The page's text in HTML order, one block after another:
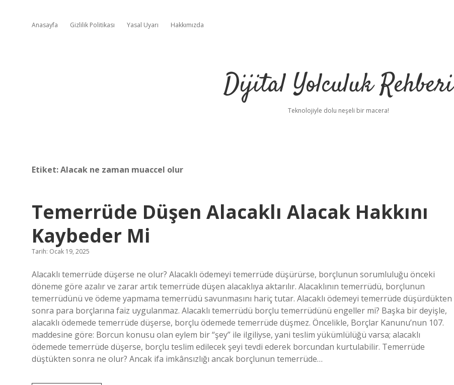
Anasayfa Gizlilik Politikası Yasal Uyarı Hakkımızda
Dijital Yolculuk Rehberi
Teknolojiyle dolu neşeli bir macera!
Etiket:Alacak ne zaman muaccel olur
Temerrüde Düşen Alacaklı Alacak Hakkını
Kaybeder Mi
Tarih: Ocak 19, 2025
Alacaklı temerrüde düşerse ne olur? Alacaklı ödemeyi temerrüde düşürürse, borçlunun sorumluluğu önceki
döneme göre azalır ve zarar artık temerrüde düşen alacaklıya aktarılır. Alacaklının temerrüdü, borçlunun
temerrüdünü ve ödeme yapmama temerrüdü savunmasını hariç tutar. Alacaklı ödemeyi temerrüde düşürdükten
sonra para borçlarına faiz uygulanmaz. Alacaklı temerrüdü borçlu temerrüdünü engeller mi? Başka bir deyişle,
alacaklı ödemede temerrüde düşerse, borçlu ödemede temerrüde düşmez. Öncelikle, Borçlar Kanunu’nun 107.
maddesine göre: Borcun konusu olan eylem bir “şey” ile ilgiliyse, yani teslim yükümlülüğü varsa; alacaklı
ödemede temerrüde düşerse, borçlu teslim edilecek şeyi tevdi ederek borcundan kurtulabilir. Temerrüde
düştükten sonra ne olur? Ancak ifa imkânsızlığı ancak borçlunun temerrüde…